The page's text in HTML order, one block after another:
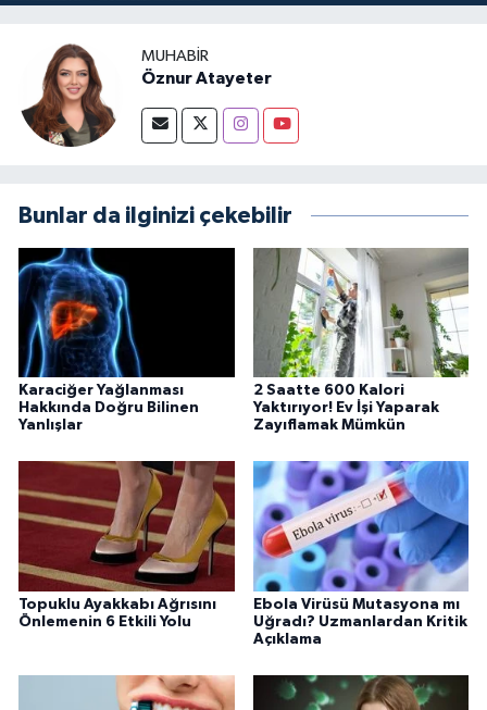
MUHABIR
Öznur Atayeter
Bunlar da ilginizi çekebilir
Karaciğer Yağlanması
Hakkında Doğru Bilinen
Yanlışlar
2 Saatte 600 Kalori
Yaktırıyor! Ev İşi Yaparak
Zayıflamak Mümkün
Topuklu Ayakkabı Ağrısını
Önlemenin 6 Etkili Yolu
Ebola Virüsü Mutasyona mı
Uğradı? Uzmanlardan Kritik
Açıklama